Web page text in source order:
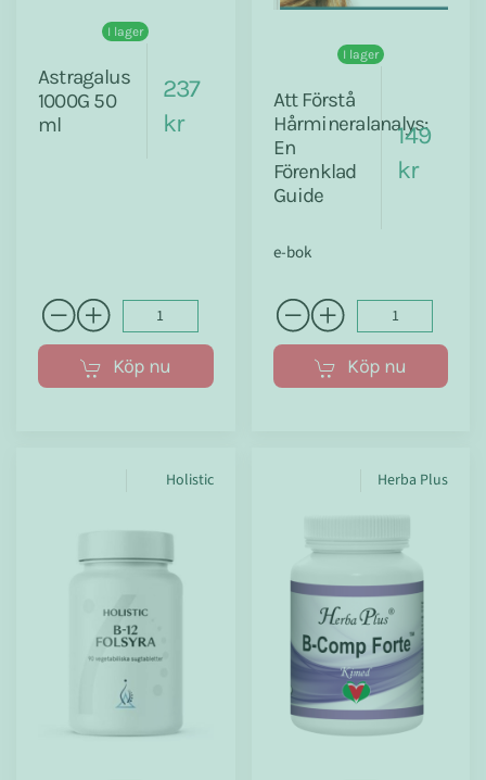
I lager
Astragalus
1000G 50
ml
237
kr
Köp nu
I lager
Att Förstå
Hårmineralanalys:
En
Förenklad
Guide
149
kr
e-bok
Köp nu
Holistic Herba Plus